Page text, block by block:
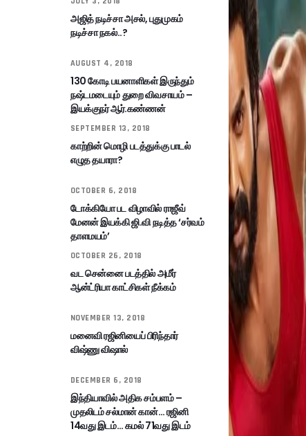
அஜித் நடிச்சா அசல், புதுமுகம்
நடிச்சா நகல்..?
AUGUST 4, 2018
130 கோடி பயனாளிகள் இருந்தும்
நஷ்டமடையும் துறை விவசாயம் –
இயக்குநர் ஆர்.கண்ணன்
SEPTEMBER 13, 2018
காற்றின் மொழி படத்துக்கு பாடல்
எழுத தயாரா?
OCTOBER 6, 2018
டோக்கியோ பட விழாவில் ராஜீவ்
மேனன் இயக்கி ஜி.வி நடித்த ‘சர்வம்
தாளமயம்’
OCTOBER 26, 2018
வட சென்னை படத்தில் அமீர்
ஆன்ட்ரியா காட்சிகள் நீக்கம்
NOVEMBER 13, 2018
மனைவி ரஜினியைப் பிரிந்தார்
விஷ்ணு விஷால்
DECEMBER 6, 2018
இந்தியாவில் அதிக சம்பளம் –
முதலிடம் சல்மான் கான்… ரஜினி
14வது இடம்… கமல் 71வது இடம்